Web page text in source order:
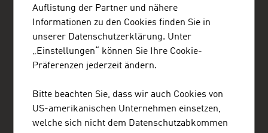
ADVANTAGE AUSTRIA Algier
Ambassade d'Autriche - Section Commerciale
17, Chemin Abdelkader Gaddouche
Algerien
+213 23 47 28 21, +213 23 47 28 23
+213 23 47 28 25
Auflistung der Partner und nähere
Informationen zu den Cookies finden Sie in
unserer Datenschutzerklärung. Unter
„Einstellungen“ können Sie Ihre Cookie-
Präferenzen jederzeit ändern.
Bitte beachten Sie, dass wir auch Cookies von
US-amerikanischen Unternehmen einsetzen,
welche sich nicht dem Datenschutzabkommen